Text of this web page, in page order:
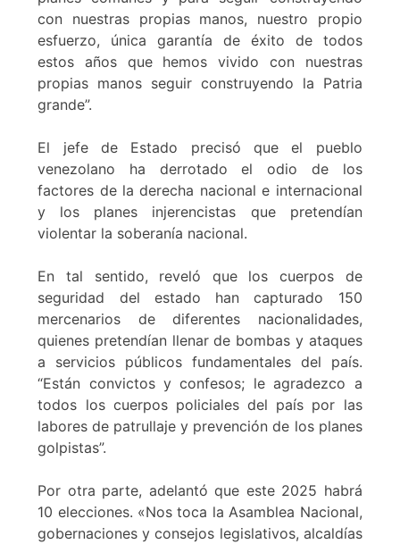
con nuestras propias manos, nuestro propio
esfuerzo, única garantía de éxito de todos
estos años que hemos vivido con nuestras
propias manos seguir construyendo la Patria
grande”.
El jefe de Estado precisó que el pueblo
venezolano ha derrotado el odio de los
factores de la derecha nacional e internacional
y los planes injerencistas que pretendían
violentar la soberanía nacional.
En tal sentido, reveló que los cuerpos de
seguridad del estado han capturado 150
mercenarios de diferentes nacionalidades,
quienes pretendían llenar de bombas y ataques
a servicios públicos fundamentales del país.
“Están convictos y confesos; le agradezco a
todos los cuerpos policiales del país por las
labores de patrullaje y prevención de los planes
golpistas”.
Por otra parte, adelantó que este 2025 habrá
10 elecciones. «Nos toca la Asamblea Nacional,
gobernaciones y consejos legislativos, alcaldías